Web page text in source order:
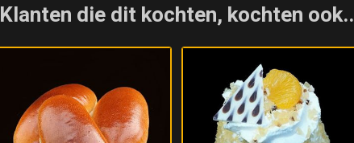
Klanten die dit kochten, kochten ook..